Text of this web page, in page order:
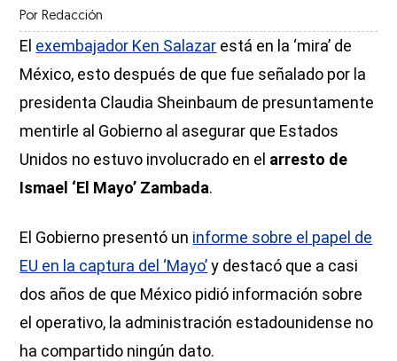
Por Redacción
El exembajador Ken Salazar está en la ‘mira’ de
México, esto después de que fue señalado por la
presidenta Claudia Sheinbaum de presuntamente
mentirle al Gobierno al asegurar que Estados
Unidos no estuvo involucrado en el arresto de
Ismael ‘El Mayo’ Zambada.
El Gobierno presentó un informe sobre el papel de
EU en la captura del ‘Mayo’y destacó que a casi
dos años de que México pidió información sobre
el operativo, la administración estadounidense no
ha compartido ningún dato.